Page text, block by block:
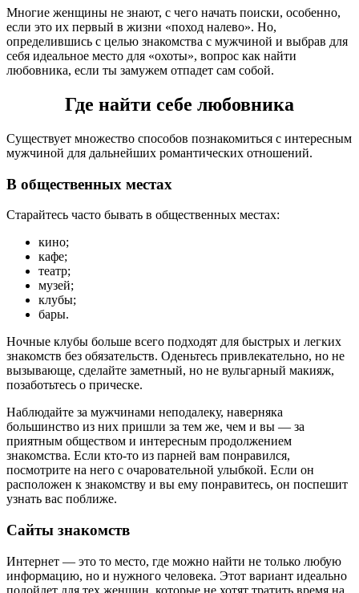
Многие женщины не знают, с чего начать поиски, особенно,
если это их первый в жизни «поход налево». Но,
определившись с целью знакомства с мужчиной и выбрав для
себя идеальное место для «охоты», вопрос как найти
любовника, если ты замужем отпадет сам собой.
Где найти себе любовника
Существует множество способов познакомиться с интересным
мужчиной для дальнейших романтических отношений.
В общественных местах
Старайтесь часто бывать в общественных местах:
кино;
кафе;
театр;
музей;
клубы;
бары.
Ночные клубы больше всего подходят для быстрых и легких
знакомств без обязательств. Оденьтесь привлекательно, но не
вызывающе, сделайте заметный, но не вульгарный макияж,
позаботьтесь о прическе.
Наблюдайте за мужчинами неподалеку, наверняка
большинство из них пришли за тем же, чем и вы — за
приятным обществом и интересным продолжением
знакомства. Если кто-то из парней вам понравился,
посмотрите на него с очаровательной улыбкой. Если он
расположен к знакомству и вы ему понравитесь, он поспешит
узнать вас поближе.
Сайты знакомств
Интернет — это то место, где можно найти не только любую
информацию, но и нужного человека. Этот вариант идеально
подойдет для тех женщин, которые не хотят тратить время на